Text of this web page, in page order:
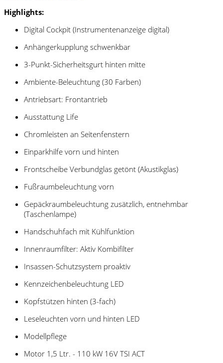
Highlights:
Digital Cockpit (Instrumentenanzeige digital)
Anhängerkupplung schwenkbar
3-Punkt-Sicherheitsgurt hinten mitte
Ambiente-Beleuchtung (30 Farben)
Antriebsart: Frontantrieb
Ausstattung Life
Chromleisten an Seitenfenstern
Einparkhilfe vorn und hinten
Frontscheibe Verbundglas getönt (Akustikglas)
Fußraumbeleuchtung vorn
Gepäckraumbeleuchtung zusätzlich, entnehmbar
(Taschenlampe)
Handschuhfach mit Kühlfunktion
Innenraumfilter: Aktiv Kombifilter
Insassen-Schutzsystem proaktiv
Kennzeichenbeleuchtung LED
Kopfstützen hinten (3-fach)
Leseleuchten vorn und hinten LED
Modellpflege
Motor 1,5 Ltr. - 110 kW 16V TSI ACT